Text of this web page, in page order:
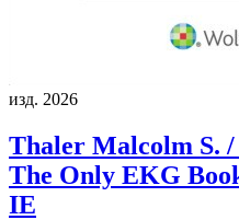
изд. 2026
Thaler Malcolm S.
The Only EKG
IE